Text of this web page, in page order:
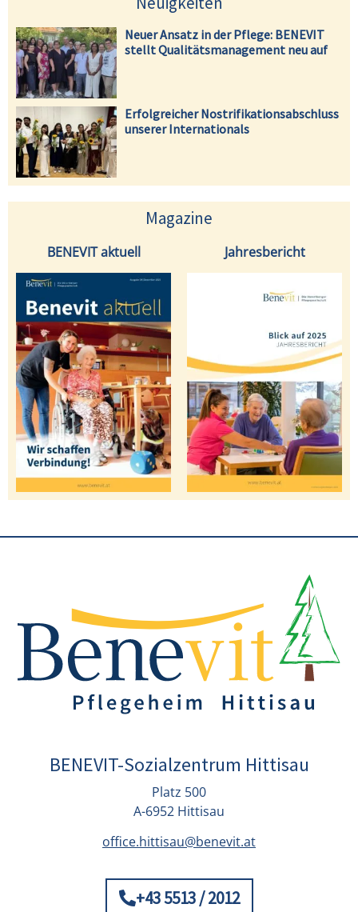
Neuer Ansatz in der Pflege: BENEVIT
stellt Qualitätsmanagement neu auf
Erfolgreicher Nostrifikationsabschluss
unserer Internationals
Magazine
BENEVIT aktuell Jahresbericht
BENEVIT-Sozialzentrum Hittisau
Platz 500
A-6952 Hittisau
office.hittisau@benevit.at
+43 5513 / 2012